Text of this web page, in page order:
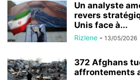
Un analyste
revers
Unis face à...
Rizlene - 13/05/2026
372 Afghans
affrontements